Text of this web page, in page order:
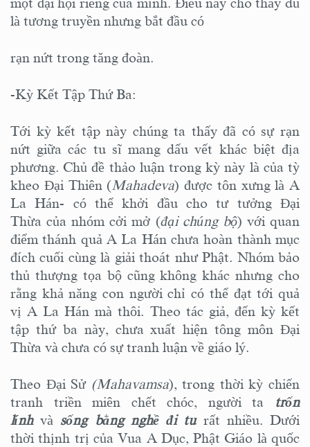
là tương truyền nhưng bắt đầu có
rạn nứt trong tăng đoàn.
-Kỳ Kết Tập Thứ Ba:
Tới kỳ kết tập này chúng ta thấy đã có sự rạn
nứt giữa các tu sĩ mang dấu vết khác biệt địa
phương. Chủ đề thảo luận trong kỳ này là của tỳ
kheo Đại Thiên (Mahadeva) được tôn xưng là A
La Hán- có thể khởi đầu cho tư tưởng Đại
Thừa của nhóm cởi mở (đại chúng bộ) với quan
điểm thánh quả A La Hán chưa hoàn thành mục
đích cuối cùng là giải thoát như Phật. Nhóm bảo
thủ thượng tọa bộ cũng không khác nhưng cho
rằng khả năng con người chỉ có thể đạt tới quả
vị A La Hán mà thôi. Theo tác giả, đến kỳ kết
tập thứ ba này, chưa xuất hiện tông môn Đại
Thừa và chưa có sự tranh luận về giáo lý.
Theo Đại Sử (Mahavamsa), trong thời kỳ chiến
tranh triền miên chết chóc, người ta trốn
línhvà sống bằng nghề đi turất nhiều. Dưới
thời thịnh trị của Vua A Dục, Phật Giáo là quốc